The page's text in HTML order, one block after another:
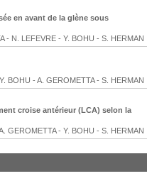
en avant de la glène sous
- N. LEFEVRE - Y. BOHU - S. HERMAN
Y. BOHU - A. GEROMETTA- S. HERMAN
croise antérieur (LCA) selon la
GEROMETTA- Y. BOHU - S. HERMAN